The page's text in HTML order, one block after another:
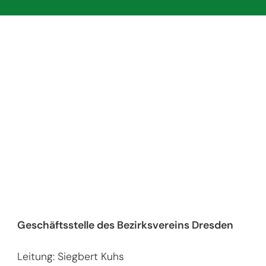
Geschäftsstelle des Bezirksvereins Dresden
Leitung: Siegbert Kuhs